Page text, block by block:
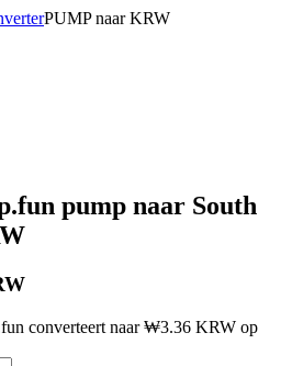
PUMP naar KRW
pump naar South
converteert naar ₩3.36 KRW op